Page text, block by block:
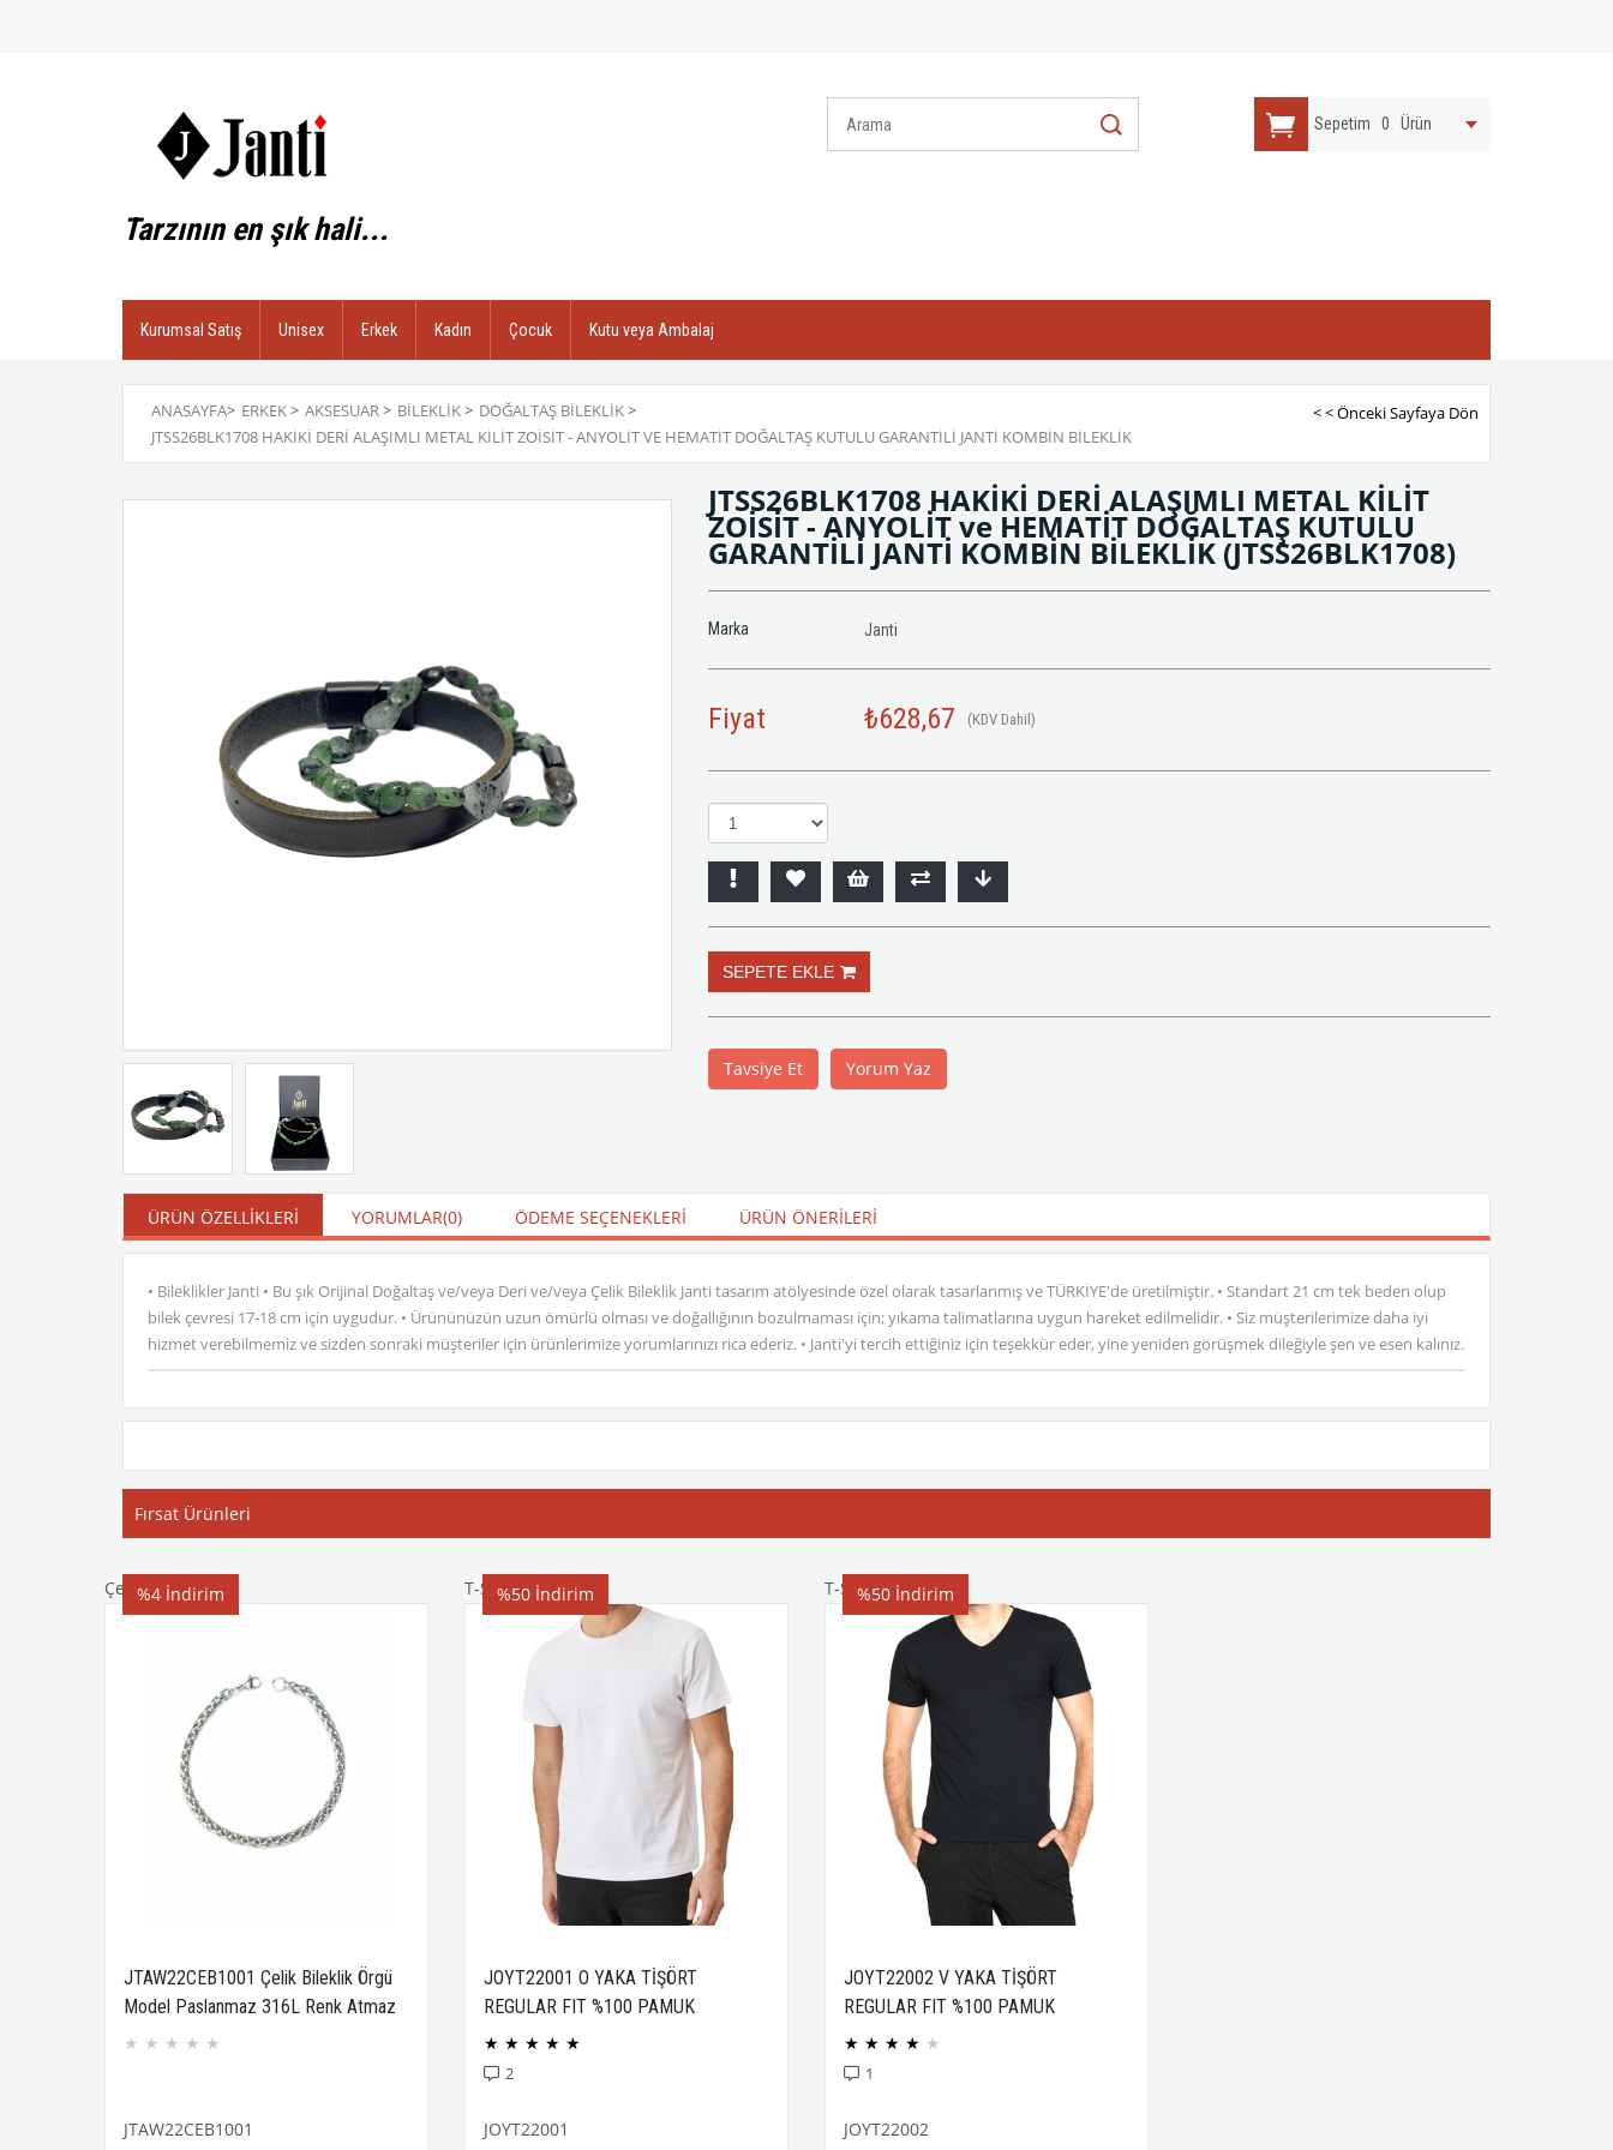
Tarzının en şık hali...
Sepetim 0 Ürün
Kurumsal Satış Unisex Erkek Kadın Çocuk Kutu veya Ambalaj
ANASAYFA> ERKEK> AKSESUAR> BILEKLIK> DOĞALTAŞ BILEKLIK>
JTSS26BLK1708 HAKİKİ DERİ ALAŞIMLI METAL KİLİT ZOİSİT - ANYOLİT VE HEMATİT DOĞALTAŞ KUTULU GARANTİLİ JANTİ KOMBİN BİLEKLİK
< < Önceki Sayfaya Dön
JTSS26BLK1708 HAKİKİ DERİ ALAŞIMLI METAL KİLİT
ZOİSİT - ANYOLİT ve HEMATİT DOĞALTAŞ KUTULU
GARANTİLİ JANTİ KOMBİN BİLEKLİK (JTSS26BLK1708)
Marka Janti
Fiyat ₺628,67 (KDV Dahil)
Tavsiye Et Yorum Yaz
ÜRÜN ÖZELLIKLERI YORUMLAR(0) ÖDEME SEÇENEKLERI ÜRÜN ÖNERILERI
• Bileklikler Janti • Bu şık Orijinal Doğaltaş ve/veya Deri ve/veya Çelik Bileklik Janti tasarım atölyesinde özel olarak tasarlanmış ve TÜRKİYE'de üretilmiştir. • Standart 21 cm tek beden olup
bilek çevresi 17-18 cm için uygudur. • Ürününüzün uzun ömürlü olması ve doğallığının bozulmaması için; yıkama talimatlarına uygun hareket edilmelidir. • Siz müşterilerimize daha iyi
hizmet verebilmemiz ve sizden sonraki müşteriler için ürünlerimize yorumlarınızı rica ederiz. • Janti'yi tercih ettiğiniz için teşekkür eder, yine yeniden görüşmek dileğiyle şen ve esen kalınız.
Fırsat Ürünleri
Çelik Bileklik
JTAW22CEB1001 Çelik Bileklik Örgü
Model Paslanmaz 316L Renk Atmaz
Janti Garantili
★ ★ ★ ★ ★
JTAW22CEB1001
%4 İndirim T-Shirt
JOYT22001 O YAKA TİŞÖRT
REGULAR FIT %100 PAMUK
COMPACK PENYE
★ ★ ★ ★ ★
2
JOYT22001
%50 İndirim T-Shirt
JOYT22002 V YAKA TİŞÖRT
REGULAR FIT %100 PAMUK
COMPACK PENYE
★ ★ ★ ★ ★
1
JOYT22002
%50 İndirim